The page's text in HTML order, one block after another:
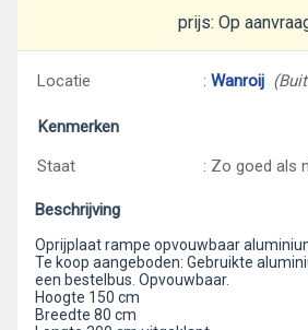
prijs: Op
Locatie : Wanroij
Kenmerken
Staat
: Zo goed als
Beschrijving
Oprijplaat rampe opvouwbaar
Te koop aangeboden: Gebruikte
een bestelbus. Opvouwbaar.
Hoogte 150 cm
Breedte 80 cm